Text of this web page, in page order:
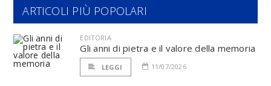
ARTICOLI PIÙ POPOLARI
EDITORIA
Gli anni di pietra e il valore della memoria
LEGGI 11/07/2026